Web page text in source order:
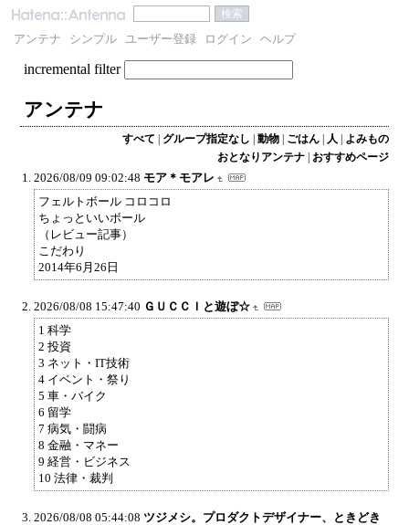
アンテナ シンプル ユーザー登録 ログイン ヘルプ
incremental filter
アンテナ
すべて | グループ指定なし | 動物| ごはん| 人 | よみもの
おとなりアンテナ| おすすめページ
2026/08/09 09:02:48 モア＊モアレ
フェルトボール コロコロ
ちょっといいボール
（レビュー記事）
こだわり
2014年6月26日
2026/08/08 15:47:40 ＧＵＣＣＩと遊ぼ☆
1 科学
2 投資
3 ネット・IT技術
4 イベント・祭り
5 車・バイク
6 留学
7 病気・闘病
8 金融・マネー
9 経営・ビジネス
10 法律・裁判
2026/08/08 05:44:08 ツジメシ。プロダクトデザイナー、ときどき